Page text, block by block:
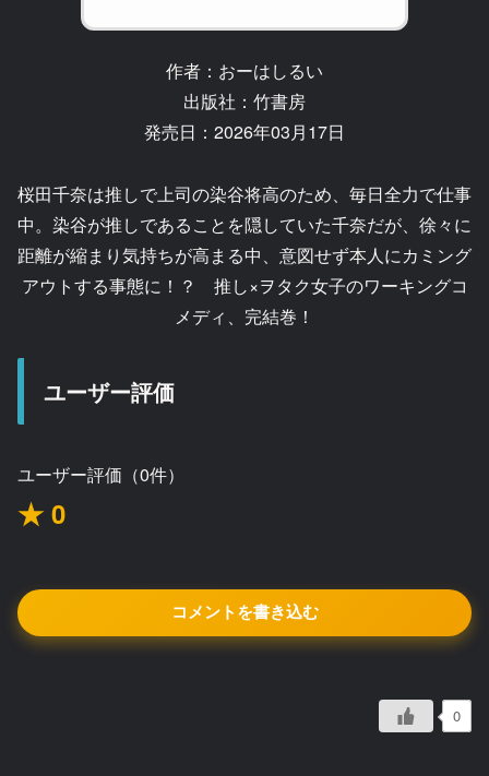
作者：おーはしるい
出版社：竹書房
発売日：2026年03月17日
桜田千奈は推しで上司の染谷将高のため、毎日全力で仕事
中。染谷が推しであることを隠していた千奈だが、徐々に
距離が縮まり気持ちが高まる中、意図せず本人にカミング
アウトする事態に！？ 推し×ヲタク女子のワーキングコ
メディ、完結巻！
ユーザー評価
ユーザー評価（0件）
★ 0
コメントを書き込む
0